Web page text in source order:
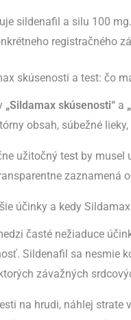
sildenafil a silu 100 mg.
registračného
skúsenosti a test: čo
„Sildamax skúsenosti“a
obsah, súbežné
užitočný test by musel
zaznamená
účinky a kedy
časté nežiaduce
Sildenafil sa nesmie
závažných
na hrudi, náhlej strate